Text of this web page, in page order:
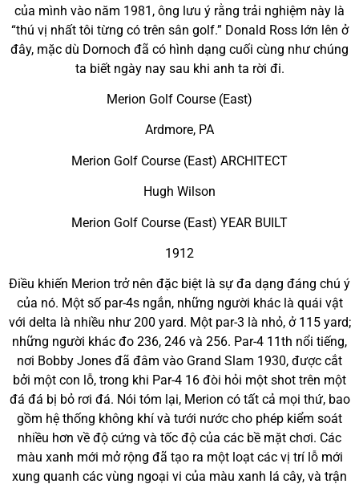
của mình vào năm 1981, ông lưu ý rằng trải nghiệm này là
“thú vị nhất tôi từng có trên sân golf.” Donald Ross lớn lên ở
đây, mặc dù Dornoch đã có hình dạng cuối cùng như chúng
ta biết ngày nay sau khi anh ta rời đi.
Merion Golf Course (East)
Ardmore, PA
Merion Golf Course (East) ARCHITECT
Hugh Wilson
Merion Golf Course (East) YEAR BUILT
1912
Điều khiến Merion trở nên đặc biệt là sự đa dạng đáng chú ý
của nó. Một số par-4s ngắn, những người khác là quái vật
với delta là nhiều như 200 yard. Một par-3 là nhỏ, ở 115 yard;
những người khác đo 236, 246 và 256. Par-4 11th nổi tiếng,
nơi Bobby Jones đã đâm vào Grand Slam 1930, được cắt
bởi một con lỗ, trong khi Par-4 16 đòi hỏi một shot trên một
đá đá bị bỏ rơi đá. Nói tóm lại, Merion có tất cả mọi thứ, bao
gồm hệ thống không khí và tưới nước cho phép kiểm soát
nhiều hơn về độ cứng và tốc độ của các bề mặt chơi. Các
màu xanh mới mở rộng đã tạo ra một loạt các vị trí lỗ mới
xung quanh các vùng ngoại vi của màu xanh lá cây, và trận